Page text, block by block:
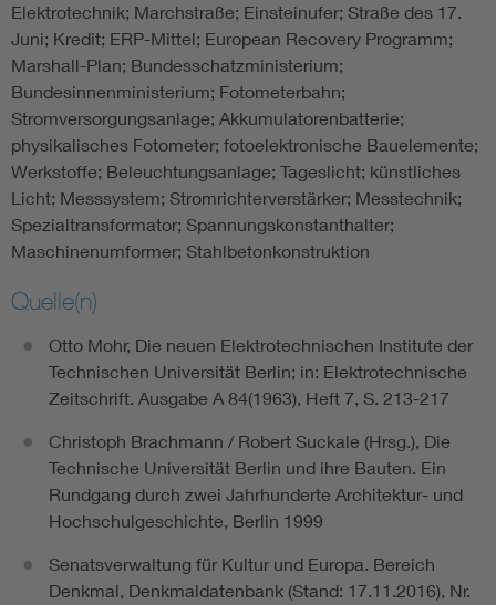
Elektrotechnik; Marchstraße; Einsteinufer; Straße des 17.
Juni; Kredit; ERP-Mittel; European Recovery Programm;
Marshall-Plan; Bundesschatzministerium;
Bundesinnenministerium; Fotometerbahn;
Stromversorgungsanlage; Akkumulatorenbatterie;
physikalisches Fotometer; fotoelektronische Bauelemente;
Werkstoffe; Beleuchtungsanlage; Tageslicht; künstliches
Licht; Messsystem; Stromrichterverstärker; Messtechnik;
Spezialtransformator; Spannungskonstanthalter;
Maschinenumformer; Stahlbetonkonstruktion
Quelle(n)
Otto Mohr, Die neuen Elektrotechnischen Institute der
Technischen Universität Berlin; in: Elektrotechnische
Zeitschrift. Ausgabe A 84(1963), Heft 7, S. 213-217
Christoph Brachmann / Robert Suckale (Hrsg.), Die
Technische Universität Berlin und ihre Bauten. Ein
Rundgang durch zwei Jahrhunderte Architektur- und
Hochschulgeschichte, Berlin 1999
Senatsverwaltung für Kultur und Europa. Bereich
Denkmal, Denkmaldatenbank (Stand: 17.11.2016), Nr.